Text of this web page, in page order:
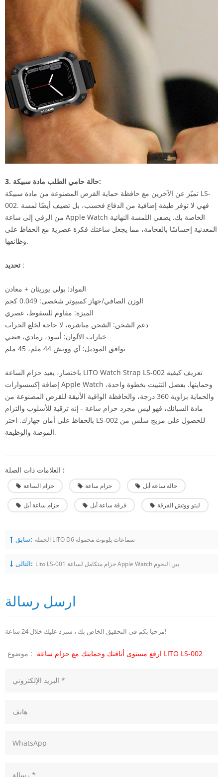
3. حالة حامي الطلب مادة سبيكة:
تميّز عن الآخرين مع حافظة حماية القرص المصنوعة من مادة سبيكة LS-
002. فهي لا توفر طبقة إضافية من الدفاع فحسب، بل تضيف أيضًا لمسة
من الرقي إلى ساعة Apple Watch الخاصة بك. يضفي اللمسة النهائية
المعدنية إحساسًا بالفخامة، مما يجعل ساعتك فكرة عصرية مع الحفاظ على
وظائفها.
تحديد :
المواد: بولي يوريثان + معادن
الوزن الصافي/جهاز كمبيوتر شخصى: 0.049 كجم
الميزة: مقاوم للسقوط، عصري
دعم الشحن: الشحن مباشرة، لا حاجة لخلع الجراب
خيارات الألوان: أسود، رمادي، فضي
توافق الموديل: آي ووتش 44 ملم، 45 ملم
باختصار، يعيد حزام الساعة LITO Watch Strap LS-002 تعريف كيفية
إضافة إكسسوارات Apple Watch وحمايتها. بفضل التثبيت بخطوة واحدة،
والحماية بزاوية 360 درجة، والحافظة الواقية الأنيقة للقرص المصنوعة من
مادة السبائك، فهو ليس مجرد حزام ساعة - إنه ترقية للأسلوب والتزام
بالحفاظ على أمان جهازك. اختر LS-002 للحصول على مزيج سلس من
الموضة والوظيفة.
العلامات ذات الصلة :
حزام الساعة حزام ساعة حالة ساعة أبل
حزام ساعة أبل فرقة ساعة أبل ليتو ووتش الفرقة
سابق: الجملة LITO D6 سماعات بلوتوث محمولة
التالى: Lito LS-001 حزام متكامل لساعة Apple Watch بين النجوم
ارسل رسالة
مرحبا بكم في التحقيق الخاص بك ، سنرد عليك خلال 24 ساعة!
موضوع : ارفع مستوى أناقتك وحمايتك مع حزام ساعة LITO LS-002